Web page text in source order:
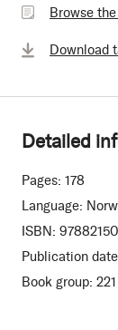
bookBrowse
Download
Detailed
Pages: 178
Language:
ISBN:
Publication
Book group: 221